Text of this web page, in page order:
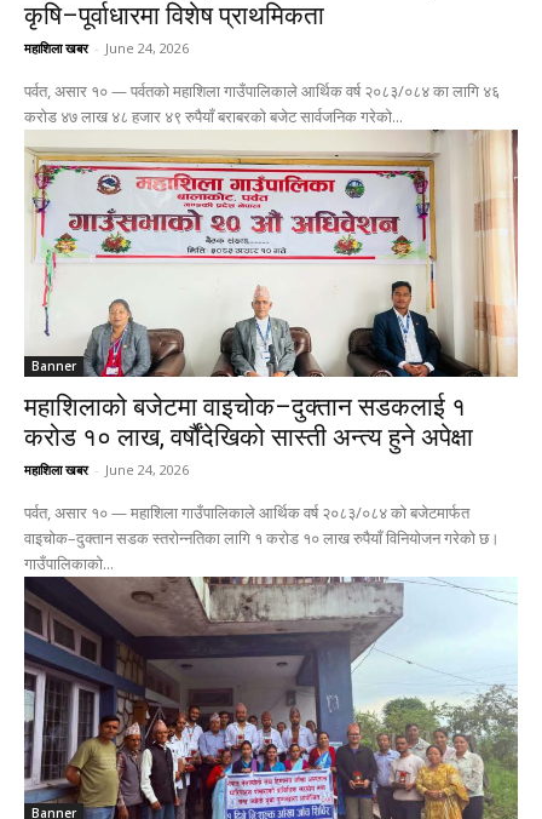
कृषि–पूर्वाधारमा विशेष प्राथमिकता
महाशिला खबर - June 24, 2026
पर्वत, असार १० — पर्वतको महाशिला गाउँपालिकाले आर्थिक वर्ष २०८३/०८४ का लागि ४६
करोड ४७ लाख ४८ हजार ४९ रुपैयाँ बराबरको बजेट सार्वजनिक गरेको...
Banner
महाशिलाको बजेटमा वाइचोक–दुक्तान सडकलाई १
करोड १० लाख, वर्षौंदेखिको सास्ती अन्त्य हुने अपेक्षा
महाशिला खबर - June 24, 2026
पर्वत, असार १० — महाशिला गाउँपालिकाले आर्थिक वर्ष २०८३/०८४ को बजेटमार्फत
वाइचोक–दुक्तान सडक स्तरोन्नतिका लागि १ करोड १० लाख रुपैयाँ विनियोजन गरेको छ।
गाउँपालिकाको...
Banner